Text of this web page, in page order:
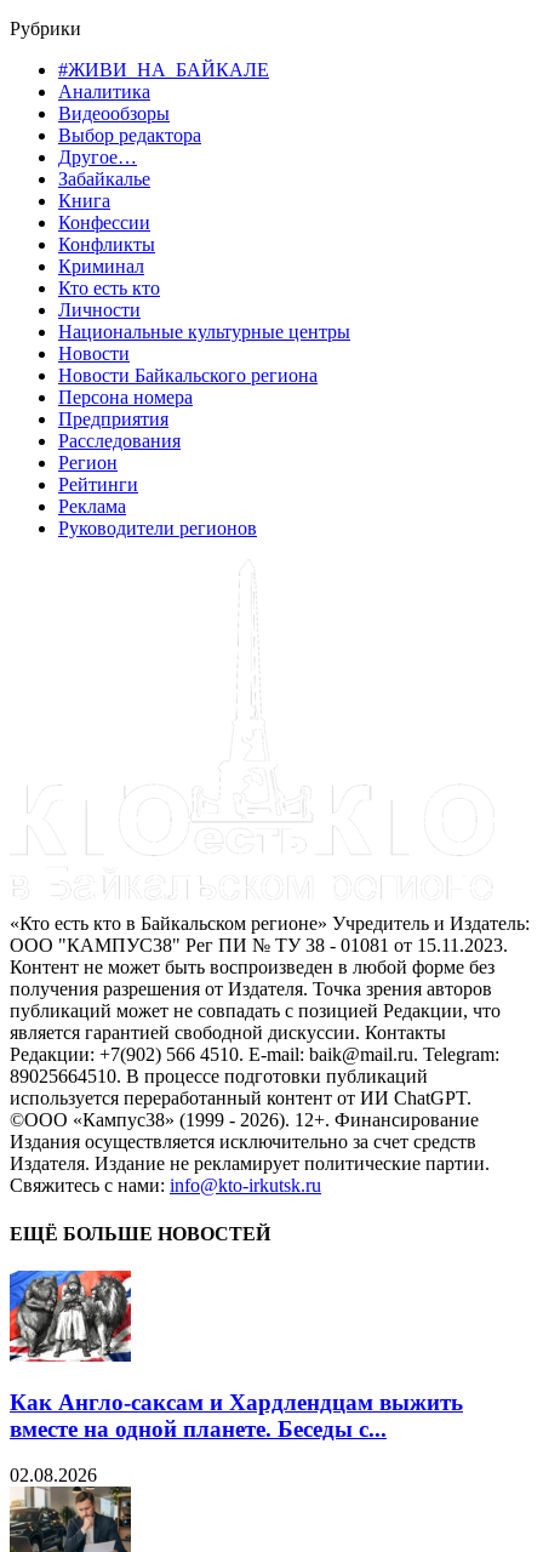
Рубрики
#ЖИВИ_НА_БАЙКАЛЕ
Аналитика
Видеообзоры
Выбор редактора
Другое…
Забайкалье
Книга
Конфессии
Конфликты
Криминал
Кто есть кто
Личности
Национальные культурные центры
Новости
Новости Байкальского региона
Персона номера
Предприятия
Расследования
Регион
Рейтинги
Реклама
Руководители регионов
«Кто есть кто в Байкальском регионе» Учредитель и Издатель:
ООО "КАМПУС38" Рег ПИ № ТУ 38 - 01081 от 15.11.2023.
Контент не может быть воспроизведен в любой форме без
получения разрешения от Издателя. Точка зрения авторов
публикаций может не совпадать с позицией Редакции, что
является гарантией свободной дискуссии. Контакты
Редакции: +7(902) 566 4510. E-mail: baik@mail.ru. Telegram:
89025664510. В процессе подготовки публикаций
используется переработанный контент от ИИ ChatGPT.
©ООО «Кампус38» (1999 - 2026). 12+. Финансирование
Издания осуществляется исключительно за счет средств
Издателя. Издание не рекламирует политические партии.
Свяжитесь с нами: info@kto-irkutsk.ru
ЕЩЁ БОЛЬШЕ НОВОСТЕЙ
Как Англо-саксам и Хардлендцам выжить
вместе на одной планете. Беседы с...
02.08.2026